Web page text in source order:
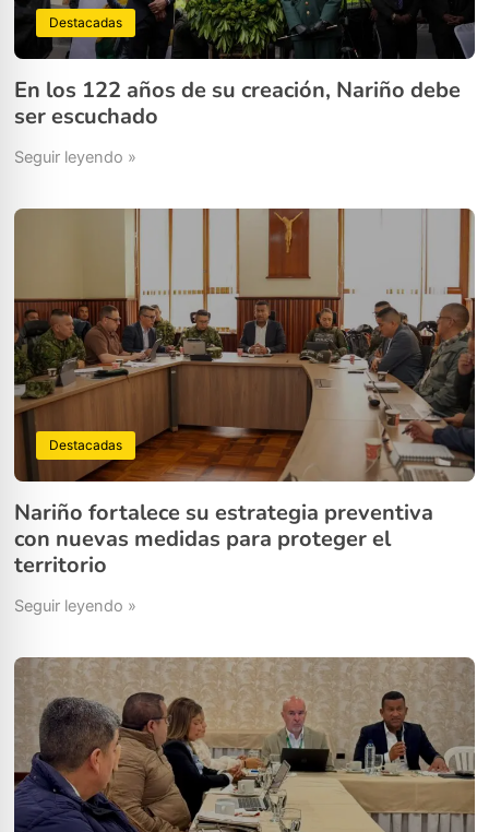
Destacadas
En los 122 años de su creación, Nariño debe
ser escuchado
Seguir leyendo »
Destacadas
Nariño fortalece su estrategia preventiva
con nuevas medidas para proteger el
territorio
Seguir leyendo »